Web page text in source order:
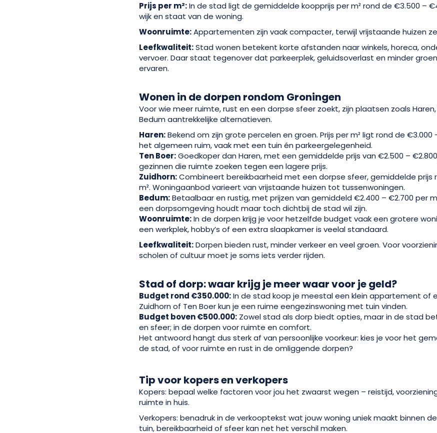
Prijs per m²:In de stad ligt de gemiddelde koopprijs per m² rond de €3.500 –
wijk en staat van de woning.
Woonruimte:Appartementen zijn vaak compacter, terwijl vrijstaande huizen
Leefkwaliteit:Stad wonen betekent korte afstanden naar winkels, horeca,
vervoer. Daar staat tegenover dat parkeerplek, geluidsoverlast en minder
ervaren.
Wonen in de dorpen rondom Groningen
Voor wie meer ruimte, rust en een dorpse sfeer zoekt, zijn plaatsen zoals Haren,
Bedum aantrekkelijke alternatieven.
Haren:Bekend om zijn grote percelen en groen. Prijs per m² ligt rond de €3.000
het algemeen ruim, vaak met een tuin én parkeergelegenheid.
Ten Boer:Goedkoper dan Haren, met een gemiddelde prijs van €2.500 –
gezinnen die ruimte zoeken tegen een lagere prijs.
Zuidhorn:Combineert bereikbaarheid met een dorpse sfeer, gemiddelde prijs
m². Woningaanbod varieert van vrijstaande huizen tot tussenwoningen.
Bedum:Betaalbaar en rustig, met prijzen van gemiddeld €2.400 – €2.700 per
een dorpsomgeving houdt maar toch dichtbij de stad wil zijn.
Woonruimte:In de dorpen krijg je voor hetzelfde budget vaak een grotere
een werkplek, hobby’s of een extra slaapkamer is veelal standaard.
Leefkwaliteit:Dorpen bieden rust, minder verkeer en veel groen. Voor
scholen of cultuur moet je soms iets verder rijden.
Stad of dorp: waar krijg je meer waar voor je geld?
Budget rond €350.000:In de stad koop je meestal een klein appartement of
Zuidhorn of Ten Boer kun je een ruime eengezinswoning met tuin vinden.
Budget boven €500.000: Zowel stad als dorp biedt opties, maar in de stad
en sfeer; in de dorpen voor ruimte en comfort.
Het antwoord hangt dus sterk af van persoonlijke voorkeur: kies je voor het
de stad, of voor ruimte en rust in de omliggende dorpen?
Tip voor kopers en verkopers
Kopers: bepaal welke factoren voor jou het zwaarst wegen – reistijd,
ruimte in huis.
Verkopers: benadruk in de verkooptekst wat jouw woning uniek maakt binnen
tuin, bereikbaarheid of sfeer kan net het verschil maken.